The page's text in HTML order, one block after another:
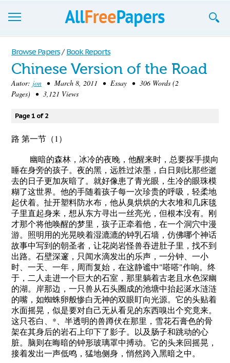
Browse
Join now!
Login
Blog
Support
Browse Papers / Book Reports
Chinese Version of the Road
Autor: jon • March 8, 2011 • Essay • 306 Words (2
Pages) • 3,121 Views
Page 1 of 2
路 第一节（1）
幽暗的森林，冰冷的夜晚，他醒来时，总要探手摸向
睡在身旁的孩子。夜的黑，远胜过浓墨，白日则比那些逝
去的日子更加灰暗了。就好像患了青光眼，生冷的眼珠模
糊了这世界。他的手随着孩子每一次珍贵的呼吸，轻柔地
起伏着。扯开塑料防水布，他从臭烘烘的大衣堆和几床毯
子里直起身来，想从东方寻出一丝亮光，但根本没有。刚
才那个将他唤醒的梦里，孩子正牵着他，在一个洞穴中漫
游。照明用的光晃映着湿漉漉的钟乳石墙，仿佛哪个神话
故事中写到的朝圣者，让花岗岩怪兽吞进肚子里，找不到
出路。石壁深邃，只闻水滴发出的乐声，一分钟、一小
时、一天、一年，周而复始，在这静谧中"嗒嗒"作响。终
于，二人走进一个巨大的石室，那里躺着古老且水色深幽
的湖。岸那边，一只兽从石头圈成的池塘中抬起涎水涟涟
的嘴，如蜘蛛卵般惨白无神的双眼盯向光源。它的头贴着
水面摇晃，似是要对自己无从看见的东西嗅出个究竟来。
这只苍白、*、半透明的兽蹲伏在那里，雪花石膏色的骨
架在其身后的岩石上印下了影子。以及肠子和跳动的心
脏。脑则在晦暗的钟形玻璃罩中搏动。它的头来回摇晃，
接着发出一声低鸣，猛地侧身，悄然跨入黑暗之中。